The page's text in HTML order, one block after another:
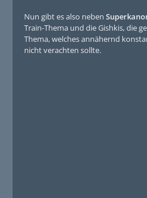
Nun gibt es also neben
Train-Thema und die Gishkis, die
Thema, welches annähernd
nicht verachten sollte.